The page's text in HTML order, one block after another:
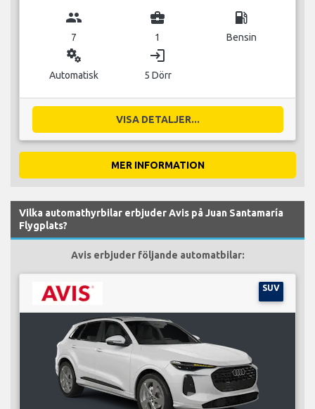
group
7
business_center
1
local_gas_station
Bensin
miscellaneous_services
Automatisk
login
5 Dörr
VISA DETALJER...
MER INFORMATION
Vilka automathyrbilar erbjuder Avis på Juan Santamaría
Flygplats?
Avis erbjuder följande automatbilar:
SUV